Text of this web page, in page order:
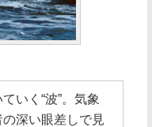
いく“波”。気象
深い眼差しで見